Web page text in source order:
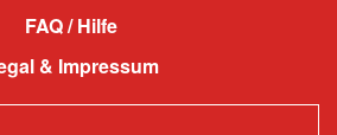
FAQ / Hilfe
& Impressum